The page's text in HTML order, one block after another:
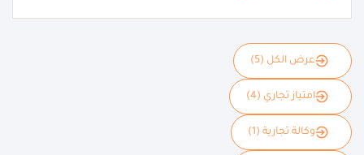
عرض الكل (5)
امتياز تجاري (4)
وكالة تجارية (1)